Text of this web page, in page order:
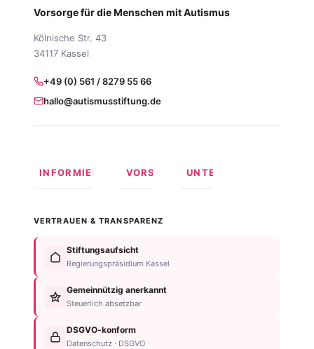
Vorsorge für die Menschen mit Autismus
Kölnische Str. 43
34117 Kassel
+49 (0) 561 / 8279 55 66
hallo@autismusstiftung.de
INFORMIEREN
Formen
Autismus
Anzeichen
Diagnose
Betroffene
VORSORGEN
Behindertentestament
Im
Testament
Nachlassplanung
Zustiftung
Kind
absichern
UNTERSTÜTZEN
VERTRAUEN & TRANSPARENZ
Stiftungsaufsicht
Regierungspräsidium Kassel
Gemeinnützig anerkannt
Steuerlich absetzbar
DSGVO-konform
Datenschutz · DSGVO